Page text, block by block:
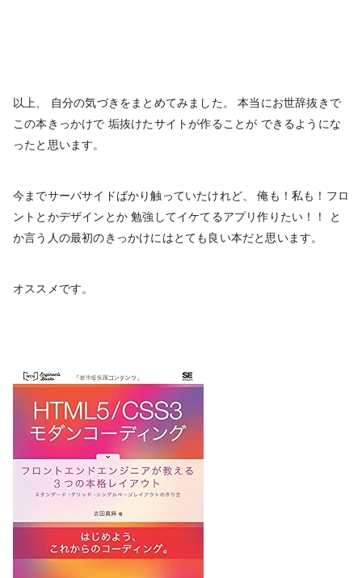
以上、 自分の気づきをまとめてみました。 本当にお世辞抜きで
この本きっかけで 垢抜けたサイトが作ることが できるようにな
ったと思います。
今までサーバサイドばかり触っていたけれど、 俺も！私も！フロ
ントとかデザインとか 勉強してイケてるアプリ作りたい！！ と
か言う人の最初のきっかけにはとても良い本だと思います。
オススメです。